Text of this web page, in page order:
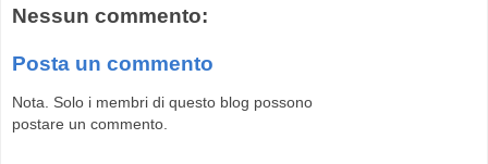
Nessun commento:
Posta un commento
Nota. Solo i membri di questo blog possono
postare un commento.